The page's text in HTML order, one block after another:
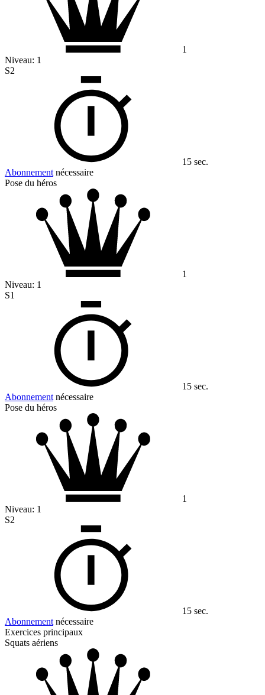
1
Niveau: 1
S2
15 sec.
Abonnement nécessaire
Pose du héros
1
Niveau: 1
S1
15 sec.
Abonnement nécessaire
Pose du héros
1
Niveau: 1
S2
15 sec.
Abonnement nécessaire
Exercices principaux
Squats aériens